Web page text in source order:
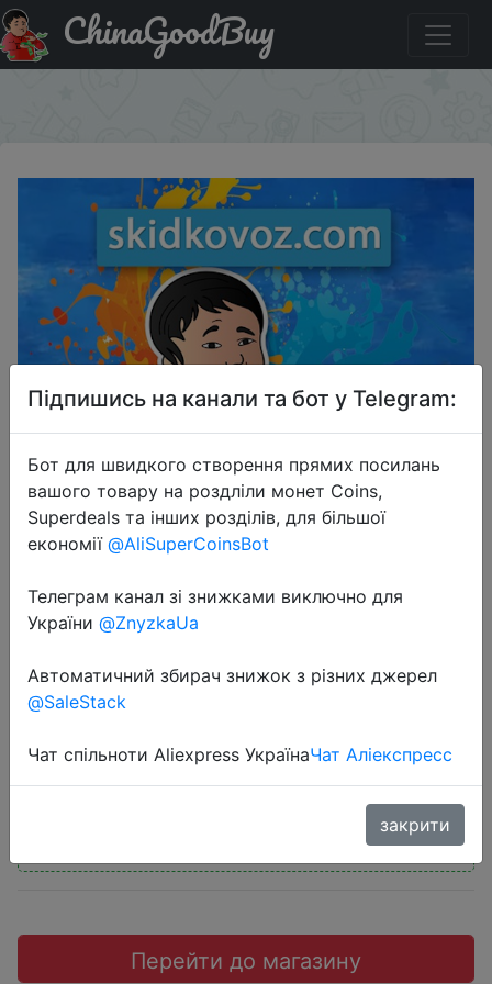
Промокод на знижку BGGQHOME36 Xiaomi Youpin
Townew T1 Мусорный бак
ChinaGoodBuy
2020-09-30
Мусорный бак
$99.98
"BGGQHOME36"
Перейти до магазину
Підпишись на канали та бот у Telegram:
Бот для швидкого створення прямих посилань
вашого товару на роздліли монет Coins,
Superdeals та інших розділів, для більшої
економії @AliSuperCoinsBot
Телеграм канал зі знижками виключно для
України @ZnyzkaUa
Автоматичний збирач знижок з різних джерел
@SaleStack
Чат спільноти Aliexpress УкраїнаЧат Аліекспресс
закрити